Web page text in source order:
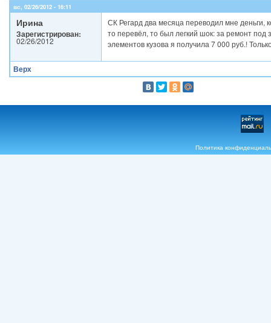
вс, 02/26/2012 - 16:11
Ирина
Зарегистрирован:
02/26/2012
СК Регард два месяца переводил мне деньги,
то перевёл, то был легкий шок: за ремонт под
элементов кузова я получила 7 000 руб.!
Верх
Политика